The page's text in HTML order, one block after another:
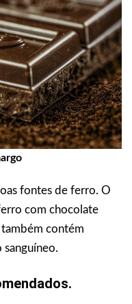
fontes de ferro. O
com chocolate
também contém